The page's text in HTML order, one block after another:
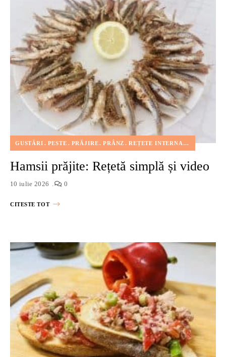
GUSTĂRI PESTE PRĂJIRE PRÂNZ REȚETE INTERNAȚIONALE
Hamsii prăjite: Rețetă simplă și video
10 iulie 2026 0
CITESTE TOT